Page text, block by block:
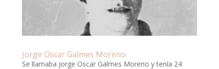
Jorge Oscar Galmes Moreno
Se llamaba Jorge Oscar Galmes Moreno y tenía 24